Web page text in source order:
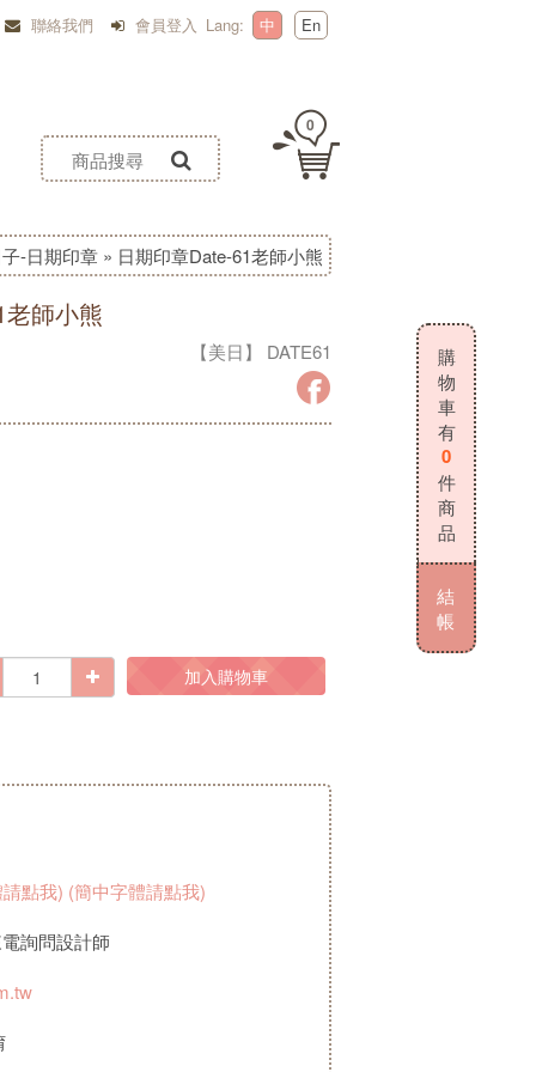
聯絡我們 會員登入 Lang: 中 En
0
-日期印章 » 日期印章Date-61老師小熊
老師小熊
【美日】 DATE61
加入購物車
點我) (簡中字體請點我)
詢問設計師
購
物
車
有
0
件
商
品
結
帳